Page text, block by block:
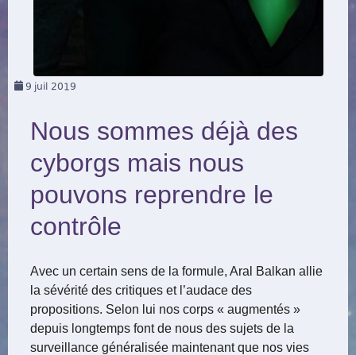
9 juil 2019
Nous sommes déjà des
cyborgs mais nous
pouvons reprendre le
contrôle
Avec un certain sens de la formule, Aral Balkan allie
la sévérité des critiques et l’audace des
propositions. Selon lui nos corps « augmentés »
depuis longtemps font de nous des sujets de la
surveillance généralisée maintenant que nos vies